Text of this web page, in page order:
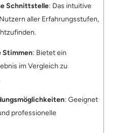
Schnittstelle: Das intuitive
aller Erfahrungsstufen,
Stimmen: Bietet ein
im Vergleich zu
: Geeignet
professionelle